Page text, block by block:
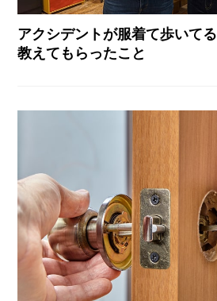
アクシデントが服着て歩いて
教えてもらったこと